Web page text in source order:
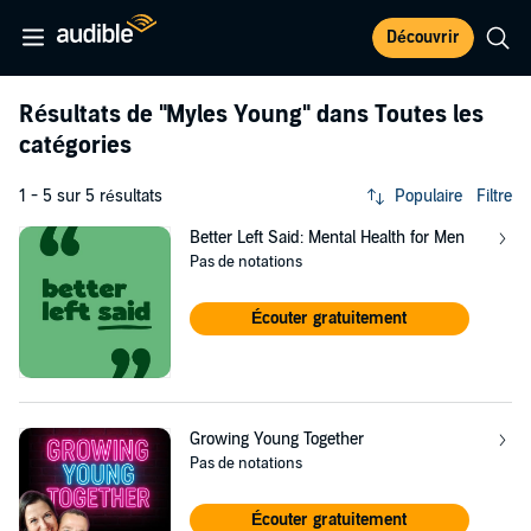
Découvrir
Résultats de "Myles Young" dans Toutes les
catégories
1 - 5 sur 5 résultats Populaire Filtre
Better Left Said: Mental Health for Men
Pas de notations
Écouter gratuitement
Growing Young Together
Pas de notations
Écouter gratuitement